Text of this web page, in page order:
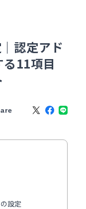
認定アド
11項目
設定